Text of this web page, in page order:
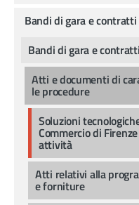
Bandi di gara e contratti
Bandi di gara e
Atti e documenti di
le procedure
Soluzioni
Commercio di
attività
Atti relativi alla
e forniture